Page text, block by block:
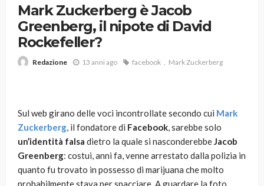
Mark Zuckerberg è Jacob
Greenberg, il nipote di David
Rockefeller?
Redazione 13 anni ago facebook Mark Zuckerberg
Sul web girano delle voci incontrollate secondo cui Mark
Zuckerberg, il fondatore di Facebook, sarebbe solo
un’identità falsa dietro la quale si nasconderebbeJacob
Greenberg: costui, anni fa, venne arrestato dalla polizia in
quanto fu trovato in possesso di marijuana che molto